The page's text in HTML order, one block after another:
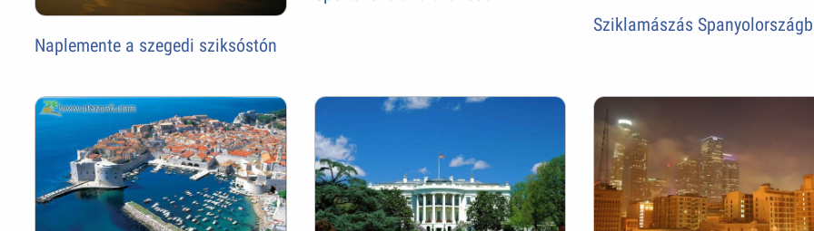
Naplemente a szegedi sziksóstón
Sziklamászás